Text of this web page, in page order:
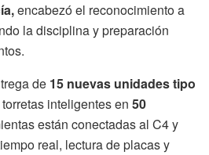
encabezó el reconocimiento a
la disciplina y preparación
de 15 nuevas unidades tipo
inteligentes en 50
están conectadas al C4 y
real, lectura de placas y